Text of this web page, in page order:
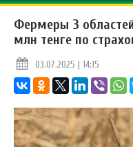
Фермеры 3
млн тенге по
03.07.2025 | 14:15